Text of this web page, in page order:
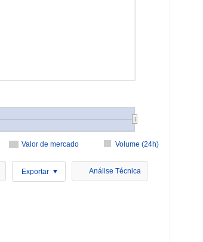
Valor de mercado Volume (24h)
Exportar Análise Técnica